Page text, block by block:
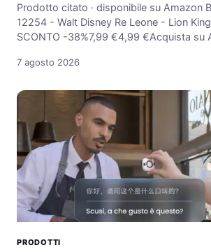
Prodotto citato · disponibile su Amazon
12254 - Walt Disney Re Leone - Lion
SCONTO -38%7,99 €4,99 €Acquista su
7 agosto 2026
PRODOTTI